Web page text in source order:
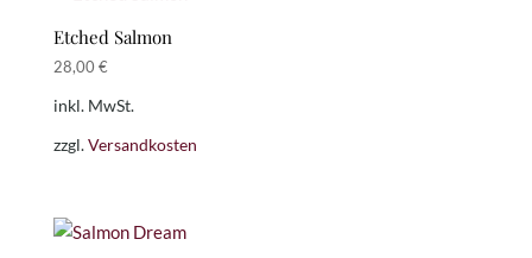
Etched Salmon
28,00 €
inkl. MwSt.
zzgl.Versandkosten